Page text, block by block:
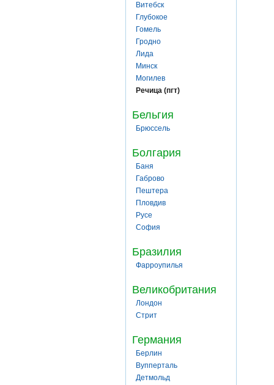
Витебск
Глубокое
Гомель
Гродно
Лида
Минск
Могилев
Речица (пгт)
Бельгия
Брюссель
Болгария
Баня
Габрово
Пештера
Пловдив
Русе
София
Бразилия
Фарроупилья
Великобритания
Лондон
Стрит
Германия
Берлин
Вупперталь
Детмольд